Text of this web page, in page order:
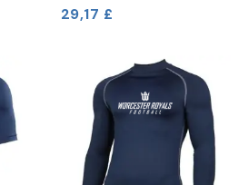
29,17 £